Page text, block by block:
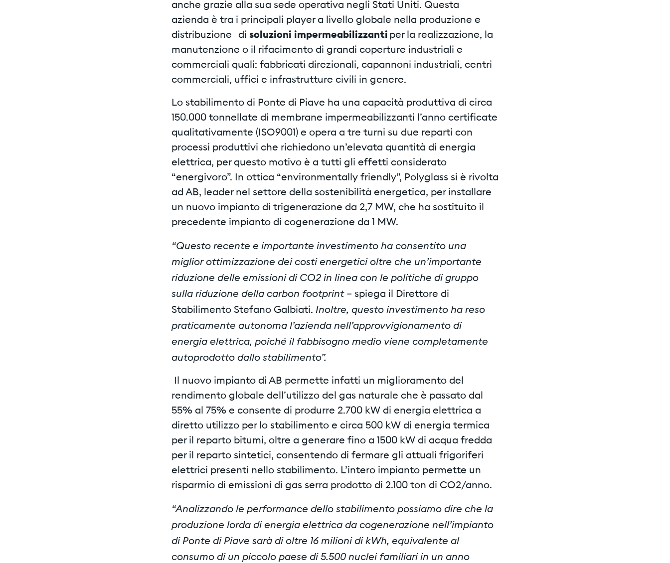
anche grazie alla sua sede operativa negli Stati Uniti. Questa
azienda è tra i principali player a livello globale nella produzione e
distribuzione di soluzioni impermeabilizzanti per la realizzazione, la
manutenzione o il rifacimento di grandi coperture industriali e
commerciali quali: fabbricati direzionali, capannoni industriali, centri
commerciali, uffici e infrastrutture civili in genere.
Lo stabilimento di Ponte di Piave ha una capacità produttiva di circa
150.000 tonnellate di membrane impermeabilizzanti l’anno certificate
qualitativamente (ISO9001) e opera a tre turni su due reparti con
processi produttivi che richiedono un’elevata quantità di energia
elettrica, per questo motivo è a tutti gli effetti considerato
“energivoro”. In ottica “environmentally friendly”, Polyglass si è rivolta
ad AB, leader nel settore della sostenibilità energetica, per installare
un nuovo impianto di trigenerazione da 2,7 MW, che ha sostituito il
precedente impianto di cogenerazione da 1 MW.
“Questo recente e importante investimento ha consentito una
miglior ottimizzazione dei costi energetici oltre che un’importante
riduzione delle emissioni di CO2 in linea con le politiche di gruppo
sulla riduzione della carbon footprint – spiega il Direttore di
Stabilimento Stefano Galbiati. Inoltre, questo investimento ha reso
praticamente autonoma l’azienda nell’approvvigionamento di
energia elettrica, poiché il fabbisogno medio viene completamente
autoprodotto dallo stabilimento”.
Il nuovo impianto di AB permette infatti un miglioramento del
rendimento globale dell’utilizzo del gas naturale che è passato dal
55% al 75% e consente di produrre 2.700 kW di energia elettrica a
diretto utilizzo per lo stabilimento e circa 500 kW di energia termica
per il reparto bitumi, oltre a generare fino a 1500 kW di acqua fredda
per il reparto sintetici, consentendo di fermare gli attuali frigoriferi
elettrici presenti nello stabilimento. L’intero impianto permette un
risparmio di emissioni di gas serra prodotto di 2.100 ton di CO2/anno.
“Analizzando le performance dello stabilimento possiamo dire che la
produzione lorda di energia elettrica da cogenerazione nell’impianto
di Ponte di Piave sarà di oltre 16 milioni di kWh, equivalente al
consumo di un piccolo paese di 5.500 nuclei familiari in un anno